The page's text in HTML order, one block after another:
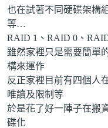
也在試著不同硬碟架構
等…
RAID 1、RAID 0、
雖然家裡只是需要簡單
構來運作
反正家裡目前有四個人
唯讀及限制等
於是花了好一陣子在搬
碟化